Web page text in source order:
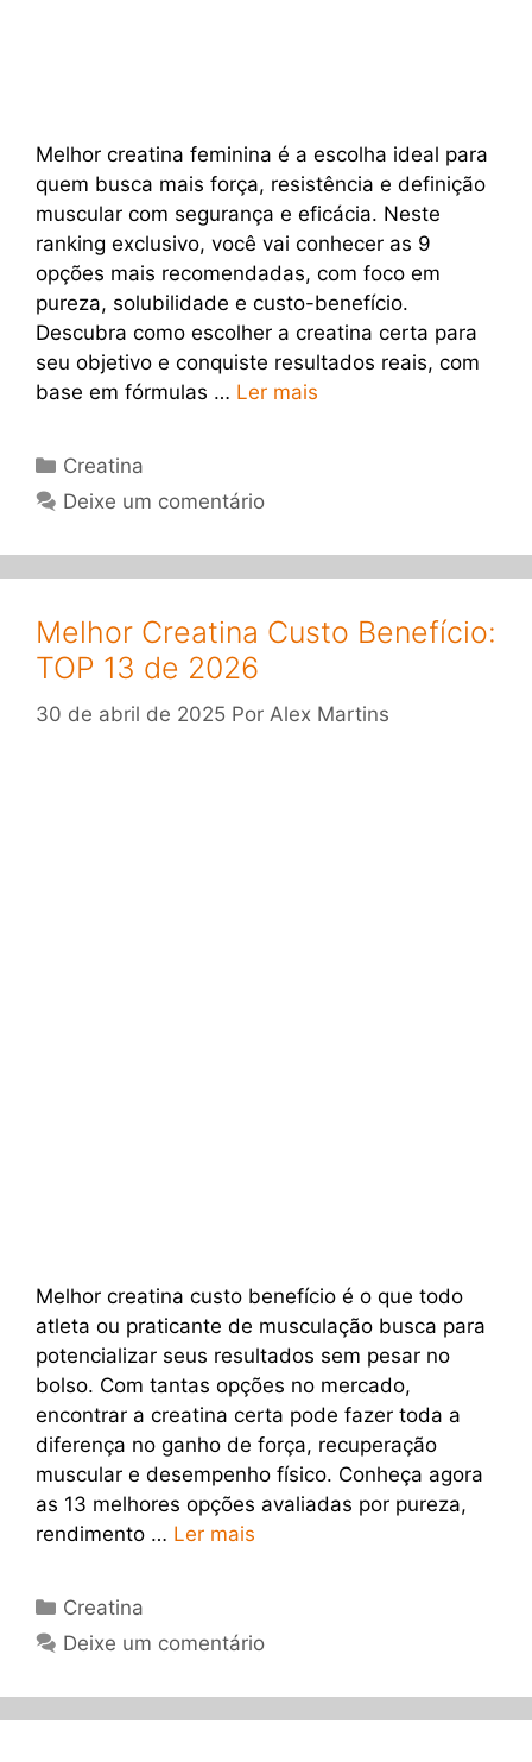
Melhor creatina feminina é a escolha ideal para
quem busca mais força, resistência e definição
muscular com segurança e eficácia. Neste
ranking exclusivo, você vai conhecer as 9
opções mais recomendadas, com foco em
pureza, solubilidade e custo-benefício.
Descubra como escolher a creatina certa para
seu objetivo e conquiste resultados reais, com
base em fórmulas … Ler mais
Categorias
Creatina
Deixe um comentário
Melhor Creatina Custo Benefício:
TOP 13 de 2026
30 de abril de 2025 Por Alex Martins
Melhor creatina custo benefício é o que todo
atleta ou praticante de musculação busca para
potencializar seus resultados sem pesar no
bolso. Com tantas opções no mercado,
encontrar a creatina certa pode fazer toda a
diferença no ganho de força, recuperação
muscular e desempenho físico. Conheça agora
as 13 melhores opções avaliadas por pureza,
rendimento … Ler mais
Categorias
Creatina
Deixe um comentário